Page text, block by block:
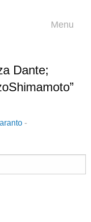
Menu
Dante;
-